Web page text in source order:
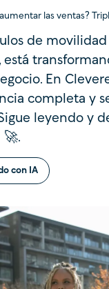
las ventas?
de
está
En
completa y
leyendo y
con IA